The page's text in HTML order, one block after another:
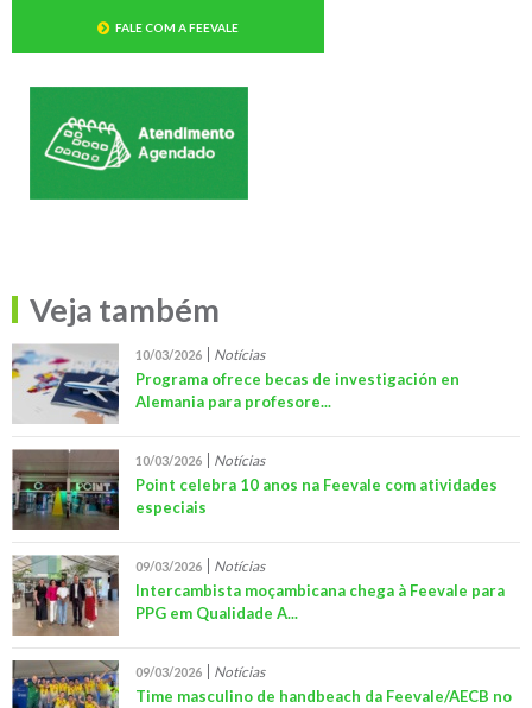
FALE COM A FEEVALE
Veja também
10/03/2026 Notícias
Programa ofrece becas de investigación en
Alemania para profesore...
10/03/2026 Notícias
Point celebra 10 anos na Feevale com atividades
especiais
09/03/2026 Notícias
Intercambista moçambicana chega à Feevale para
PPG em Qualidade A...
09/03/2026 Notícias
Time masculino de handbeach da Feevale/AECB no